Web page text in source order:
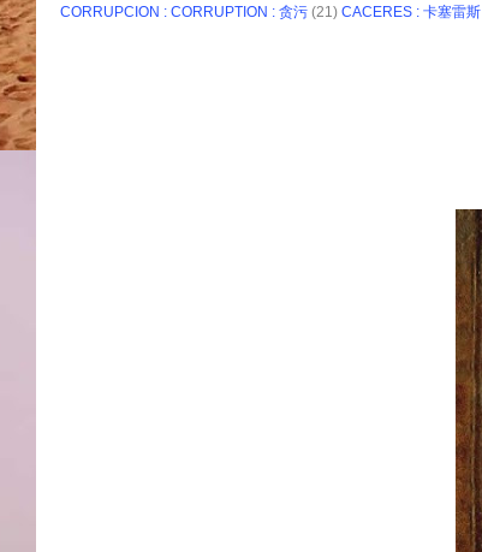
CORRUPCION : CORRUPTION : 贪污 (21) CACERES : 卡塞雷斯